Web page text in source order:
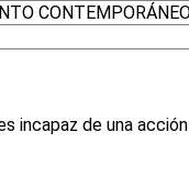
incapaz de una